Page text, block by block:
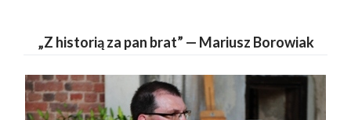
„Z historią za pan brat” — Mariusz Borowiak